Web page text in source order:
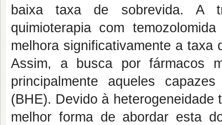
baixa taxa de sobrevida. A
quimioterapia com
melhora significativamente a taxa
Assim, a busca por fármacos
principalmente aqueles
(BHE). Devido à
melhor forma de abordar esta